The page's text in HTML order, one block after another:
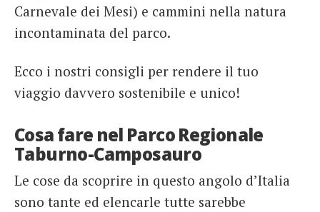
Carnevale dei Mesi) e cammini nella natura
incontaminata del parco.
Ecco i nostri consigli per rendere il tuo
viaggio davvero sostenibile e unico!
Cosa fare nel Parco Regionale
Taburno-Camposauro
Le cose da scoprire in questo angolo d’Italia
sono tante ed elencarle tutte sarebbe